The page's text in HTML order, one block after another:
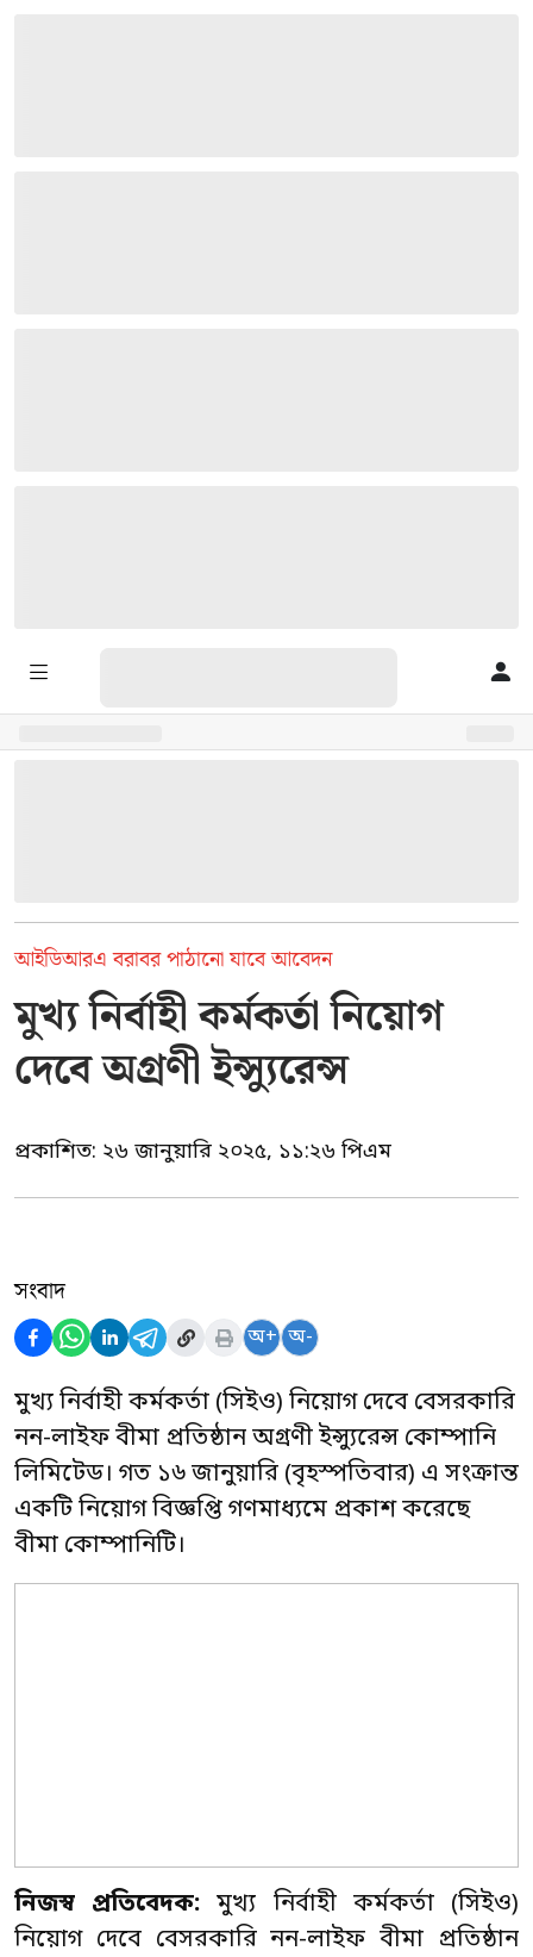
আইডিআরএ বরাবর পাঠানো যাবে আবেদন
মুখ্য নির্বাহী কর্মকর্তা নিয়োগ
দেবে অগ্রণী ইন্স্যুরেন্স
প্রকাশিত: ২৬ জানুয়ারি ২০২৫, ১১:২৬ পিএম
সংবাদ
অ+ অ-
মুখ্য নির্বাহী কর্মকর্তা (সিইও) নিয়োগ দেবে বেসরকারি
নন-লাইফ বীমা প্রতিষ্ঠান অগ্রণী ইন্স্যুরেন্স কোম্পানি
লিমিটেড। গত ১৬ জানুয়ারি (বৃহস্পতিবার) এ সংক্রান্ত
একটি নিয়োগ বিজ্ঞপ্তি গণমাধ্যমে প্রকাশ করেছে
বীমা কোম্পানিটি।
নিজস্ব প্রতিবেদক: মুখ্য নির্বাহী কর্মকর্তা (সিইও)
নিয়োগ দেবে বেসরকারি নন-লাইফ বীমা প্রতিষ্ঠান